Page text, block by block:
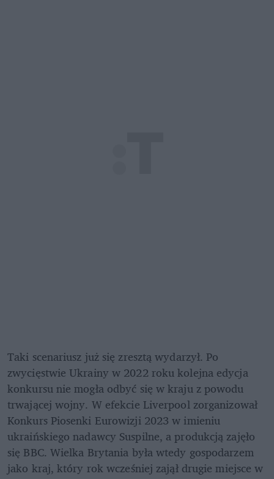
Taki scenariusz już się zresztą wydarzył. Po
zwycięstwie Ukrainy w 2022 roku kolejna edycja
konkursu nie mogła odbyć się w kraju z powodu
trwającej wojny. W efekcie Liverpool zorganizował
Konkurs Piosenki Eurowizji 2023 w imieniu
ukraińskiego nadawcy Suspilne, a produkcją zajęło
się BBC. Wielka Brytania była wtedy gospodarzem
jako kraj, który rok wcześniej zajął drugie miejsce w